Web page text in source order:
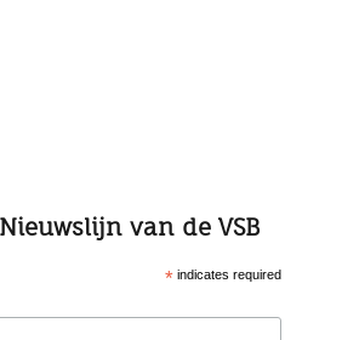
van de VSB
* indicates required